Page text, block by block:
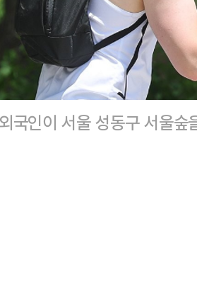
국인이 서울 성동구 서울